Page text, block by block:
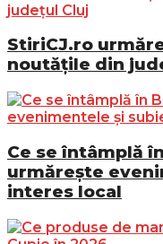
StiriCJ.ro
noutățile din
Ce se întâmplă
urmărește
interes local